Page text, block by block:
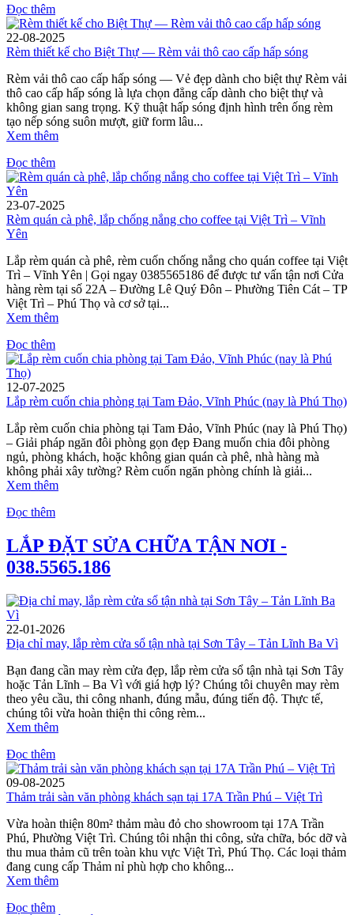
Đọc thêm
22-08-2025
Rèm thiết kế cho Biệt Thự — Rèm vải thô cao cấp hấp sóng
Rèm vải thô cao cấp hấp sóng — Vẻ đẹp dành cho biệt thự Rèm vải
thô cao cấp hấp sóng là lựa chọn đẳng cấp dành cho biệt thự và
không gian sang trọng. Kỹ thuật hấp sóng định hình trên ống rèm
tạo nếp sóng suôn mượt, giữ form lâu...
Xem thêm
Đọc thêm
23-07-2025
Rèm quán cà phê, lắp chống nắng cho coffee tại Việt Trì – Vĩnh
Yên
Lắp rèm quán cà phê, rèm cuốn chống nắng cho quán coffee tại Việt
Trì – Vĩnh Yên | Gọi ngay 0385565186 để được tư vấn tận nơi Cửa
hàng rèm tại số 22A – Đường Lê Quý Đôn – Phường Tiên Cát – TP
Việt Trì – Phú Thọ và cơ sở tại...
Xem thêm
Đọc thêm
12-07-2025
Lắp rèm cuốn chia phòng tại Tam Đảo, Vĩnh Phúc (nay là Phú Thọ)
Lắp rèm cuốn chia phòng tại Tam Đảo, Vĩnh Phúc (nay là Phú Thọ)
– Giải pháp ngăn đôi phòng gọn đẹp Đang muốn chia đôi phòng
ngủ, phòng khách, hoặc không gian quán cà phê, nhà hàng mà
không phải xây tường? Rèm cuốn ngăn phòng chính là giải...
Xem thêm
Đọc thêm
LẮP ĐẶT SỬA CHỮA TẬN NƠI -
038.5565.186
22-01-2026
Địa chỉ may, lắp rèm cửa sổ tận nhà tại Sơn Tây – Tản Lĩnh Ba Vì
Bạn đang cần may rèm cửa đẹp, lắp rèm cửa sổ tận nhà tại Sơn Tây
hoặc Tản Lĩnh – Ba Vì với giá hợp lý? Chúng tôi chuyên may rèm
theo yêu cầu, thi công nhanh, đúng mẫu, đúng tiến độ. Thực tế,
chúng tôi vừa hoàn thiện thi công rèm...
Xem thêm
Đọc thêm
09-08-2025
Thảm trải sàn văn phòng khách sạn tại 17A Trần Phú – Việt Trì
Vừa hoàn thiện 80m² thảm màu đỏ cho showroom tại 17A Trần
Phú, Phường Việt Trì. Chúng tôi nhận thi công, sửa chữa, bóc dỡ và
thu mua thảm cũ trên toàn khu vực Việt Trì, Phú Thọ. Các loại thảm
đang cung cấp Thảm nỉ phù hợp cho không...
Xem thêm
Đọc thêm